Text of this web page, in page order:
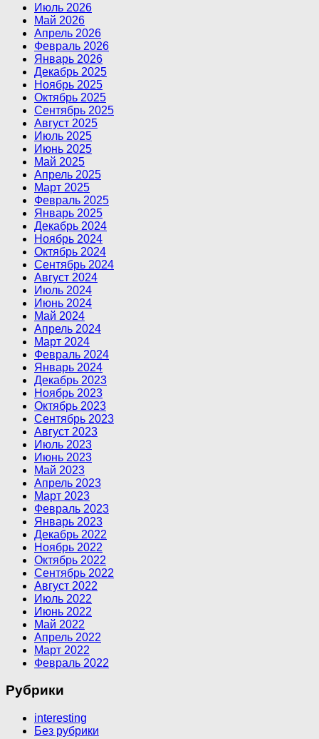
Июль 2026
Май 2026
Апрель 2026
Февраль 2026
Январь 2026
Декабрь 2025
Ноябрь 2025
Октябрь 2025
Сентябрь 2025
Август 2025
Июль 2025
Июнь 2025
Май 2025
Апрель 2025
Март 2025
Февраль 2025
Январь 2025
Декабрь 2024
Ноябрь 2024
Октябрь 2024
Сентябрь 2024
Август 2024
Июль 2024
Июнь 2024
Май 2024
Апрель 2024
Март 2024
Февраль 2024
Январь 2024
Декабрь 2023
Ноябрь 2023
Октябрь 2023
Сентябрь 2023
Август 2023
Июль 2023
Июнь 2023
Май 2023
Апрель 2023
Март 2023
Февраль 2023
Январь 2023
Декабрь 2022
Ноябрь 2022
Октябрь 2022
Сентябрь 2022
Август 2022
Июль 2022
Июнь 2022
Май 2022
Апрель 2022
Март 2022
Февраль 2022
Рубрики
interesting
Без рубрики